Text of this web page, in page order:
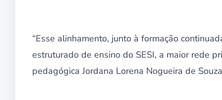
“Esse alinhamento, junto à formação
estruturado de ensino do SESI, a maior rede
pedagógica Jordana Lorena Nogueira de